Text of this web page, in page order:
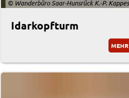
© Wanderbüro Saar-Hunsrück K.-P.
Idarkopfturm
MEHR